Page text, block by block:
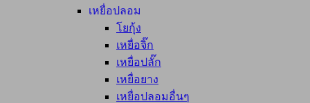
เหยื่อปลอม
โยกุ้ง
เหยื่อจิ๊ก
เหยื่อปลั๊ก
เหยื่อยาง
เหยื่อปลอมอื่นๆ